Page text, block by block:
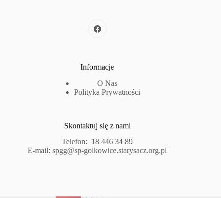
Informacje
O Nas
Polityka Prywatności
Skontaktuj się z nami
Telefon: 18 446 34 89
E-mail:spgg@sp-golkowice.starysacz.org.pl